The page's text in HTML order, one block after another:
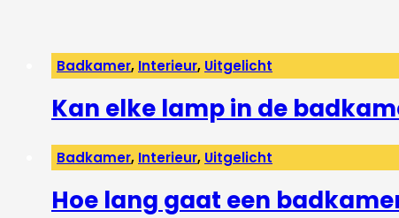
Badkamer, Interieur, Uitgelicht
Kan elke lamp in de
Badkamer, Interieur, Uitgelicht
Hoe lang gaat een